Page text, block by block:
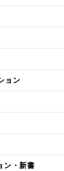
ョン
ン・新書